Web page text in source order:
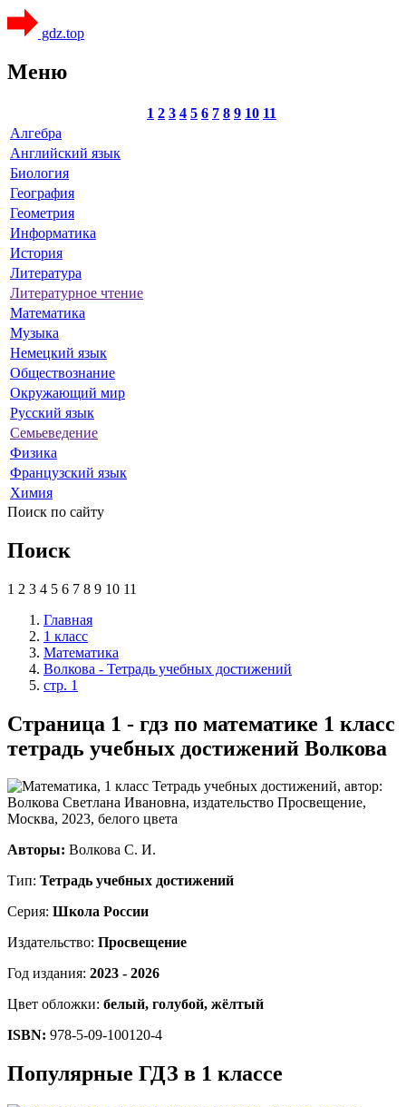
gdz.top
Меню
1 2 3 4 5 6 7 8 9 10 11
Алгебра
Английский язык
Биология
География
Геометрия
Информатика
История
Литература
Литературное чтение
Математика
Музыка
Немецкий язык
Обществознание
Окружающий мир
Русский язык
Семьеведение
Физика
Французский язык
Химия
Поиск по сайту
Поиск
1 2 3 4 5 6 7 8 9 10 11
Главная
1 класс
Математика
Волкова - Тетрадь учебных достижений
стр. 1
Страница 1 - гдз по математике 1 класс
тетрадь учебных достижений Волкова
Авторы: Волкова С. И.
Тип: Тетрадь учебных достижений
Серия: Школа России
Издательство: Просвещение
Год издания: 2023 - 2026
Цвет обложки: белый, голубой, жёлтый
ISBN: 978-5-09-100120-4
Популярные ГДЗ в 1 классе